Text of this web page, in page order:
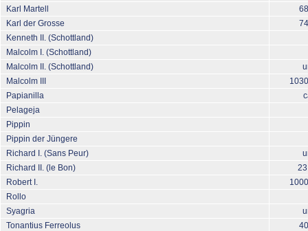
Karl Martell
Karl der Grosse
Kenneth II. (Schottland)
Malcolm I. (Schottland)
Malcolm II. (Schottland)
Malcolm III
Papianilla
Pelageja
Pippin
Pippin der Jüngere
Richard I. (Sans Peur)
Richard II. (le Bon)
Robert I.
Rollo
Syagria
Tonantius Ferreolus